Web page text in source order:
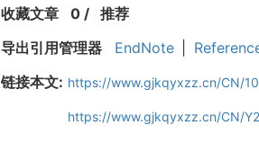
收藏文章 0/ 推荐
导出引用管理器
EndNote
链接本文: https://www.gjkqyxzz.cn/CN/
https://www.gjkqyxzz.cn/CN/